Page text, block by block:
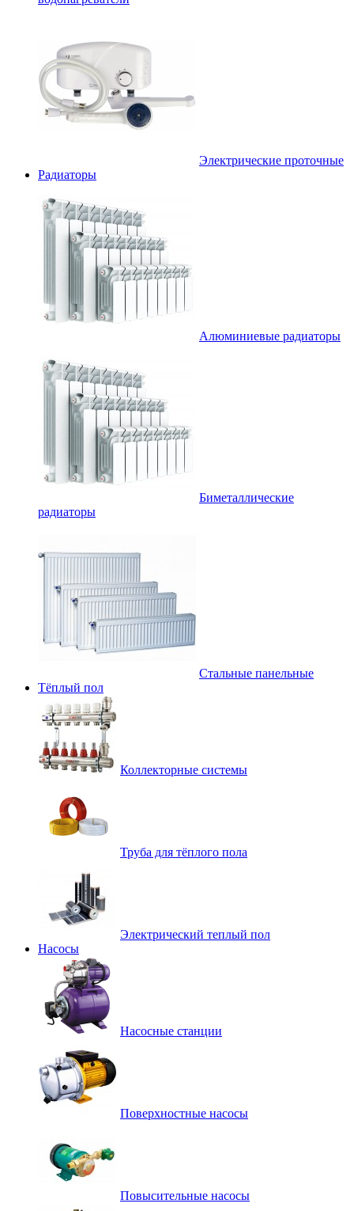
Электрические проточные
Радиаторы
Алюминиевые радиаторы
Биметаллические
радиаторы
Стальные панельные
Тёплый пол
Коллекторные системы
Труба для тёплого пола
Электрический теплый пол
Насосы
Насосные станции
Поверхностные насосы
Повысительные насосы